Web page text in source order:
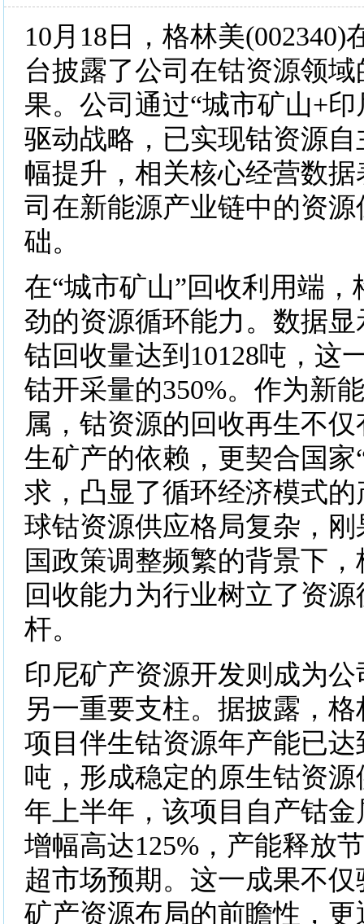
10月18日，格林美(002340)
台披露了公司在钴资源领
果。公司通过“城市矿山+
驱动战略，已实现钴资源
幅提升，相关核心经营数
司在新能源产业链中的资
础。
在“城市矿山”回收利用端
劲的资源循环能力。数据显
钴回收量达到10128吨，这
钴开采量的350%。作为新
属，钴资源的回收再生不
生矿产的依赖，更契合国家
求，凸显了循环经济模式
球钴资源供应格局复杂，
国政策调整频繁的背景下
回收能力为行业树立了资
杆。
印尼矿产资源开发则成为
另一重要支柱。据披露，
项目伴生钴资源年产能已达
吨，形成稳定的原生钴资源
年上半年，该项目自产钴金
增幅高达125%，产能释放
超市场预期。这一成果不
矿产资源布局的前瞻性，